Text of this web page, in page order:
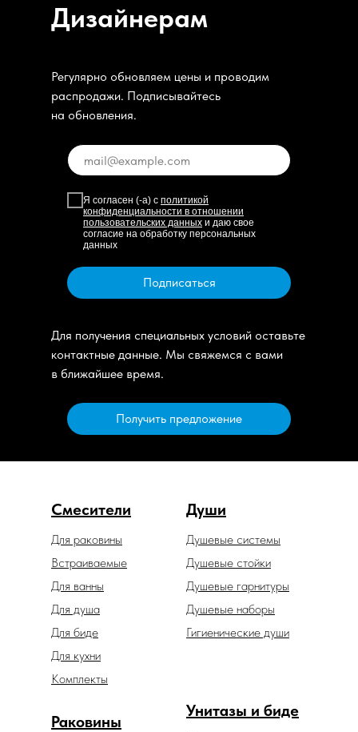
Дизайнерам
Регулярно обновляем цены и проводим
распродажи. Подписывайтесь
на обновления.
Я согласен (-а) с политикой
конфиденциальности в отношении
пользовательских данных и даю свое
согласие на обработку персональных
данных
Подписаться
Для получения специальных условий оставьте
контактные данные. Мы свяжемся с вами
в ближайшее время.
Получить предложение
Смесители Души
Душевые гарнитуры
Душевые системы
Гигиенические души
Душевые наборы
Унитазы и биде
Раковины
Встраиваемые
Для биде
Для ванны
Для душа
Для раковины
Для кухни
Душевые стойки
Комплекты